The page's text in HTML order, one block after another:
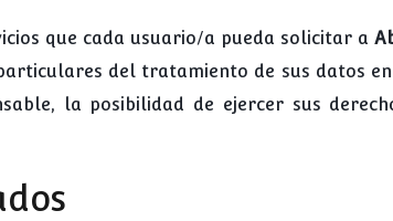
que cada usuario/a pueda solicitar a
del tratamiento de sus datos
la posibilidad de ejercer sus